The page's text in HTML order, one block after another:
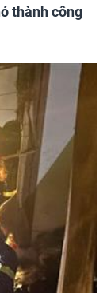
thành công